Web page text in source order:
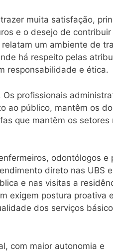
muita satisfação,
e o desejo de
um ambiente de
há respeito pelas
responsabilidade e ética.
profissionais
ao público, mantêm os
que mantêm os setores
odontólogos e
direto nas UBS
e nas visitas a
exigem postura proativa
dos serviços
com maior autonomia e